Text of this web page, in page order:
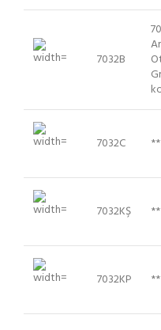
7032B
7032C
7032KŞ
7032KP